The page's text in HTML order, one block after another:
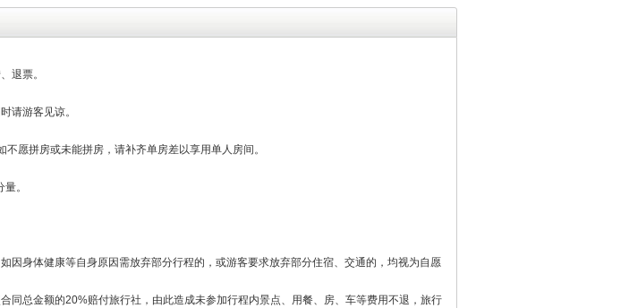
退票。
请游客见谅。
愿拼房或未能拼房，请补齐单房差以享用单人房间。
。
因身体健康等自身原因需放弃部分行程的，或游客要求放弃部分住宿、交通的，均视为自愿
同总金额的20%赔付旅行社，由此造成未参加行程内景点、用餐、房、车等费用不退，旅行